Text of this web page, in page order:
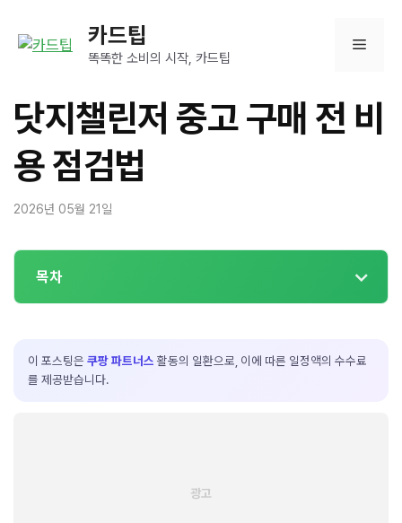
카드팁
똑똑한 소비의 시작, 카드팁
메
닷지챌린저 중고 구매 전 비
용 점검법
2026년 05월 21일
목차
이 포스팅은 쿠팡 파트너스 활동의 일환으로, 이에 따른 일정액의 수수료
를 제공받습니다.